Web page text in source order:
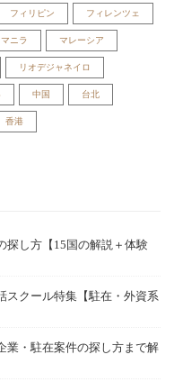
フィリピン フィレンツェ
マニラ マレーシア
リオデジャネイロ
中国 台北
香港
探し方【15国の解説＋体験
スクール特集【駐在・外資系
業・駐在案件の探し方まで解